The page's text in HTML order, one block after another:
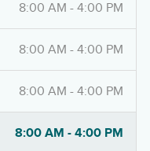
8:00 AM - 4:00 PM
8:00 AM - 4:00 PM
8:00 AM - 4:00 PM
8:00 AM - 4:00 PM